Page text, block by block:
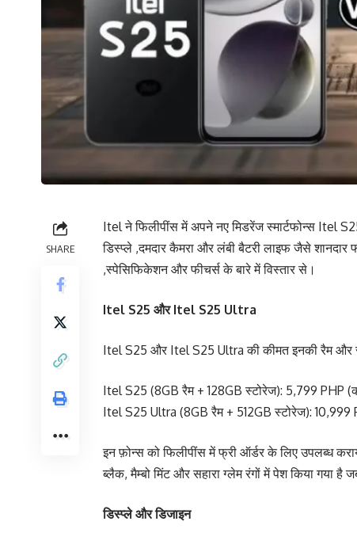
SHARE
Itel ने फिलीपींस में अपने नए मिडरेंज स्मार्टफोन्स Itel
डिस्प्ले ,दमदार कैमरा और लंबी बैटरी लाइफ जैसे
,स्पेसिफिकेशन और फीचर्स के बारे में विस्तार से।
Itel S25 और Itel S25 Ultra
Itel S25 और Itel S25 Ultra की कीमत इनकी रैम और
Itel S25 (8GB रैम + 128GB स्टोरेज): 5,799 PHP
Itel S25 Ultra (8GB रैम + 512GB स्टोरेज): 10,999
इन फ़ोन्स को फिलीपींस में फ्री ऑर्डर के लिए उपलब्ध
ब्लैक, मैम्बो मिंट और सहारा ग्लेम रंगों में पेश किया
डिस्प्ले और डिजाइन